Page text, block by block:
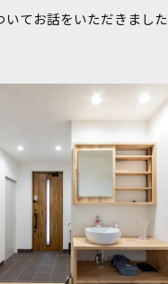
いてお話をいただきました